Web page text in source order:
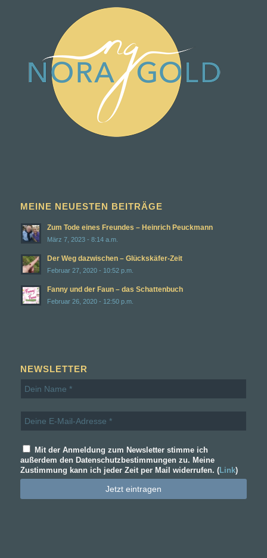
MEINE NEUESTEN BEITRÄGE
Zum Tode eines Freundes – Heinrich Peuckmann
März 7, 2023 - 8:14 a.m.
Der Weg dazwischen – Glückskäfer-Zeit
Februar 27, 2020 - 10:52 p.m.
Fanny und der Faun – das Schattenbuch
Februar 26, 2020 - 12:50 p.m.
NEWSLETTER
Mit der Anmeldung zum Newsletter stimme ich
außerdem den Datenschutzbestimmungen zu. Meine
Zustimmung kann ich jeder Zeit per Mail widerrufen. (Link)